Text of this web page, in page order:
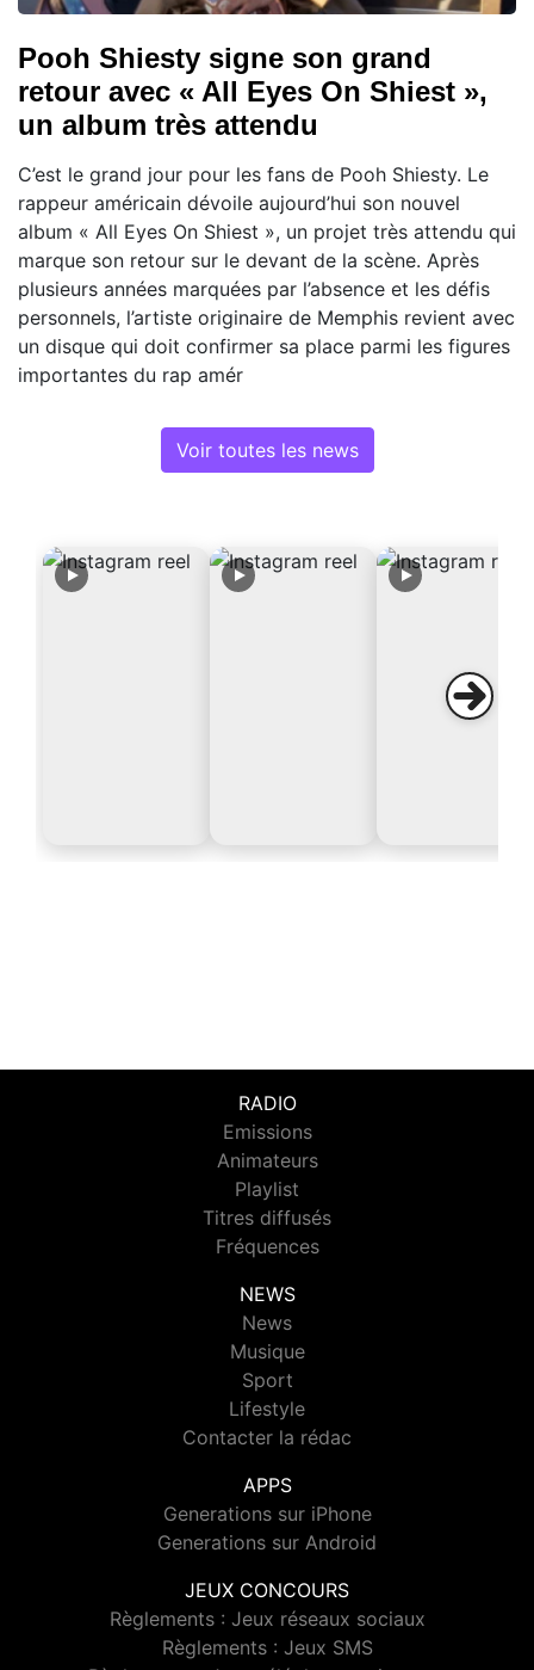
Pooh Shiesty signe son grand
retour avec « All Eyes On Shiest »,
un album très attendu
C’est le grand jour pour les fans de Pooh Shiesty. Le
rappeur américain dévoile aujourd’hui son nouvel
album « All Eyes On Shiest », un projet très attendu qui
marque son retour sur le devant de la scène. Après
plusieurs années marquées par l’absence et les défis
personnels, l’artiste originaire de Memphis revient avec
un disque qui doit confirmer sa place parmi les figures
importantes du rap amér
Voir toutes les news
RADIO
Emissions
Animateurs
Playlist
Titres diffusés
Fréquences
NEWS
News
Musique
Sport
Lifestyle
Contacter la rédac
APPS
Generations sur iPhone
Generations sur Android
JEUX CONCOURS
Règlements : Jeux réseaux sociaux
Règlements : Jeux SMS